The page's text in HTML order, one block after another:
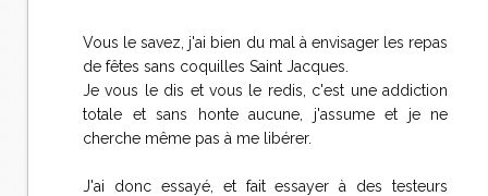
Vous le savez, j'ai bien du mal à envisager les repas
de fêtes sans coquilles Saint Jacques.
Je vous le dis et vous le redis, c'est une addiction
totale et sans honte aucune, j'assume et je ne
cherche même pas à me libérer.
J'ai donc essayé, et fait essayer à des testeurs